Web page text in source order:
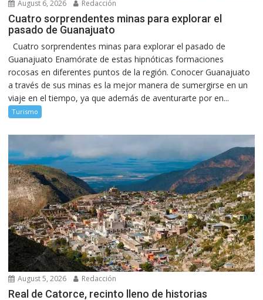
August 6, 2026 Redacción
Cuatro sorprendentes minas para explorar el
pasado de Guanajuato
Cuatro sorprendentes minas para explorar el pasado de
Guanajuato Enamórate de estas hipnóticas formaciones
rocosas en diferentes puntos de la región. Conocer Guanajuato
a través de sus minas es la mejor manera de sumergirse en un
viaje en el tiempo, ya que además de aventurarte por en...
Turismo
August 5, 2026 Redacción
Real de Catorce, recinto lleno de historias